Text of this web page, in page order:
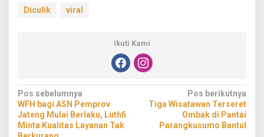
Diculik viral
Ikuti Kami
Navigasi
pos
Pos sebelumnya
WFH bagi ASN Pemprov
Jateng Mulai Berlaku, Luthfi
Minta Kualitas Layanan Tak
Pos berikutnya
Tiga Wisatawan Terseret
Ombak di Pantai
Parangkusumo Bantul